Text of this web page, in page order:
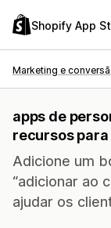
Shopify App
Marketing e
apps de
recursos
Adicione um
“adicionar ao
ajudar os